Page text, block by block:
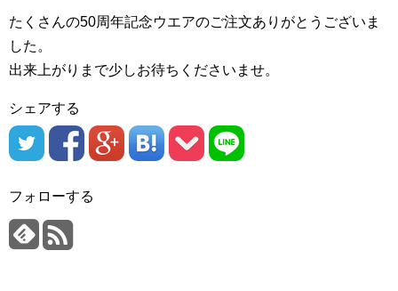
たくさんの50周年記念ウエアのご注文ありがとうございま
した。
出来上がりまで少しお待ちくださいませ。
シェアする
フォローする